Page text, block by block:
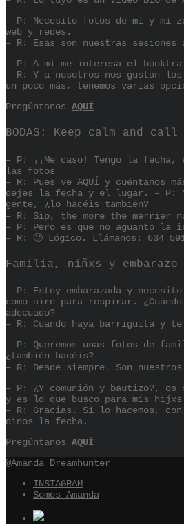
– P: Necesito fotos de mí y mi
web y redes.
– R: Esas son nuestras sesiones
– P: A mí me interesa el
– R: Y a nosotros nos gustan
un poco más, tenemos varias
Pregúntanos AQUÍ
BODAS: Keep calm and call
– P: ¡¡Me caso! Tengo la
las fotos
– R: Pues ve AQUÍ y cuéntanos
dejes la fecha y el lugar. – P:
gente, ¿lo hacéis también?
– R: Sip, the more the merrier
– P: Pero es que no aguanto la
– R: 🙂 Lógico. Llámanos: 634
Familia, niñxs y embarazo
– P: Estoy embarazada y
como aire para respirar. ¿Cuándo
adecuado?
– R: Cuando haya barriguita y
– P: Queremos unas fotos de
¿también hacéis?
– R: Desde siempre. Son nuestros
– P: ¿Y comunión y bautizo?, os
y es lo que busco para mis
– R: Gracias. Sí lo hacemos,
dinos la fecha.
Pregúntanos AQUÍ
@Amanda Dreamhunter
INSTAGRAM
Somos Amanda